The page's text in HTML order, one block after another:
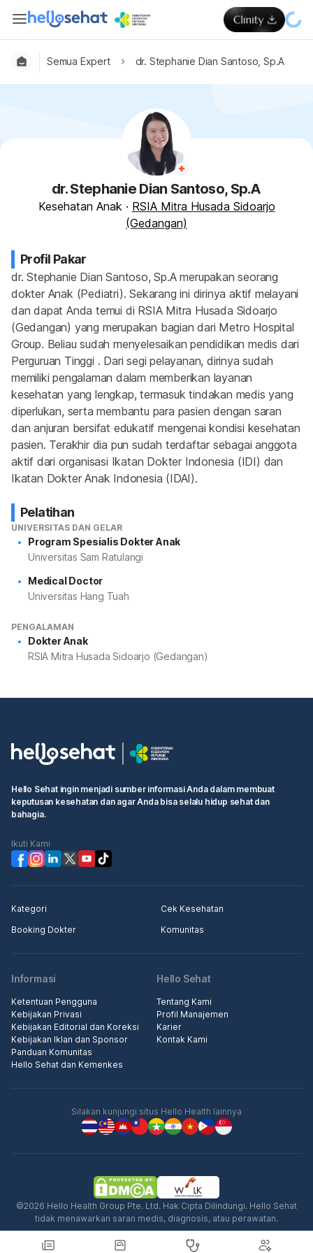
Semua Expert dr. Stephanie Dian Santoso, Sp.A
dr. Stephanie Dian Santoso, Sp.A
Kesehatan Anak · RSIA Mitra Husada Sidoarjo
(Gedangan)
Profil Pakar
dr. Stephanie Dian Santoso, Sp.A merupakan seorang
dokter Anak (Pediatri). Sekarang ini dirinya aktif melayani
dan dapat Anda temui di RSIA Mitra Husada Sidoarjo
(Gedangan) yang merupakan bagian dari Metro Hospital
Group. Beliau sudah menyelesaikan pendidikan medis dari
Perguruan Tinggi . Dari segi pelayanan, dirinya sudah
memiliki pengalaman dalam memberikan layanan
kesehatan yang lengkap, termasuk tindakan medis yang
diperlukan, serta membantu para pasien dengan saran
dan anjuran bersifat edukatif mengenai kondisi kesehatan
pasien. Terakhir dia pun sudah terdaftar sebagai anggota
aktif dari organisasi Ikatan Dokter Indonesia (IDI) dan
Ikatan Dokter Anak Indonesia (IDAI).
Pelatihan
UNIVERSITAS DAN GELAR
Program Spesialis Dokter Anak
Universitas Sam Ratulangi
Medical Doctor
Universitas Hang Tuah
PENGALAMAN
Dokter Anak
RSIA Mitra Husada Sidoarjo (Gedangan)
Hello Sehat ingin menjadi sumber informasi Anda dalam membuat
keputusan kesehatan dan agar Anda bisa selalu hidup sehat dan
bahagia.
Ikuti Kami
Kategori
Cek Kesehatan
Booking Dokter
Komunitas
Informasi
Ketentuan Pengguna
Kebijakan Privasi
Kebijakan Editorial dan Koreksi
Kebijakan Iklan dan Sponsor
Panduan Komunitas
Hello Sehat dan Kemenkes
Hello Sehat
Tentang Kami
Profil Manajemen
Karier
Kontak Kami
Silakan kunjungi situs Hello Health lainnya
©2026 Hello Health Group Pte. Ltd. Hak Cipta Dilindungi. Hello Sehat
tidak menawarkan saran medis, diagnosis, atau perawatan.